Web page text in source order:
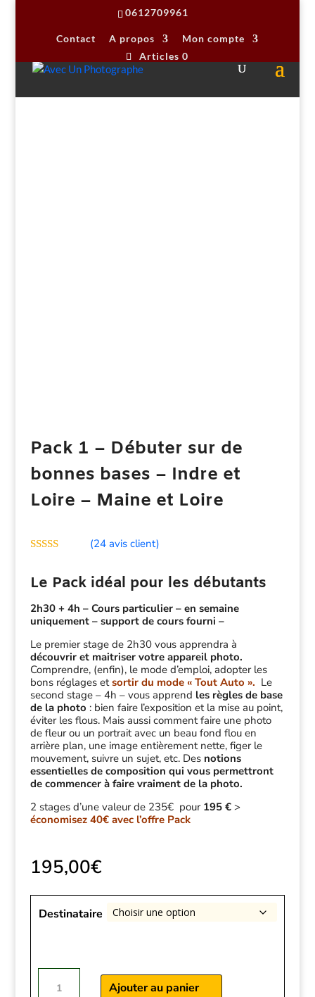
0612709961
Contact A propos
Mon compte
Articles 0
Accueil/stages photo/Packs de cours photo/ Pack 1
– Débuter sur de bonnes bases – Indre et Loire –
Pack 1 – Débuter sur de
bonnes bases – Indre et
Loire – Maine et Loire
sur
notations
client
(24avis client)
Le Pack idéal pour les débutants
2h30 + 4h – Cours particulier – en semaine
uniquement – support de cours fourni –
Le premier stage de 2h30 vous apprendra à
découvrir et maitriser votre appareil photo.
Comprendre, (enfin), le mode d’emploi, adopter les
bons réglages etsortir du mode « Tout Auto ». Le
second stage – 4h – vous apprend les règles de base
de la photo : bien faire l’exposition et la mise au point,
éviter les flous. Mais aussi comment faire une photo
de fleur ou un portrait avec un beau fond flou en
arrière plan, une image entièrement nette, figer le
mouvement, suivre un sujet, etc. Des notions
essentielles de composition qui vous permettront
de commencer à faire vraiment de la photo.
2 stages d’une valeur de 235€ pour 195 €>
économisez 40€ avec l’offre Pack
195,00€
Destinataire
quantité
Ajouter au panier